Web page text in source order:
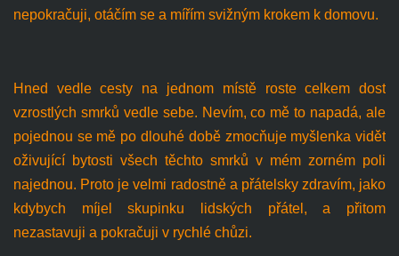
nepokračuji, otáčím se a mířím svižným krokem k domovu.
Hned vedle cesty na jednom místě roste celkem dost
vzrostlých smrků vedle sebe. Nevím, co mě to napadá, ale
pojednou se mě po dlouhé době zmocňuje myšlenka vidět
oživující bytosti všech těchto smrků v mém zorném poli
najednou. Proto je velmi radostně a přátelsky zdravím, jako
kdybych míjel skupinku lidských přátel, a přitom
nezastavuji a pokračuji v rychlé chůzi.